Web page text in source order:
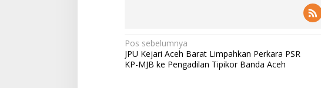
N
a
Pos sebelumnya
JPU Kejari Aceh Barat Limpahkan Perkara PSR
KP-MJB ke Pengadilan Tipikor Banda Aceh